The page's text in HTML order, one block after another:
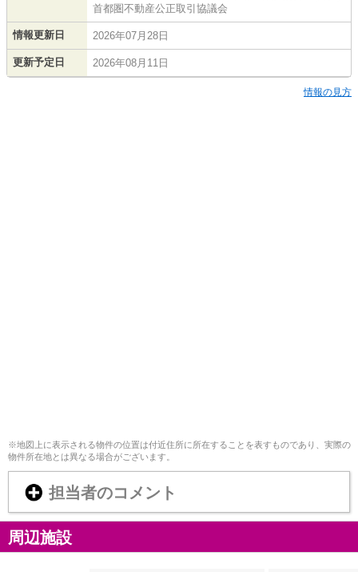
首都圏不動産公正取引協議会
情報更新日 2026年07月28日
更新予定日 2026年08月11日
情報の見方
※地図上に表示される物件の位置は付近住所に所在することを表すものであり、実際の
物件所在地とは異なる場合がございます。
担当者のコメント
周辺施設